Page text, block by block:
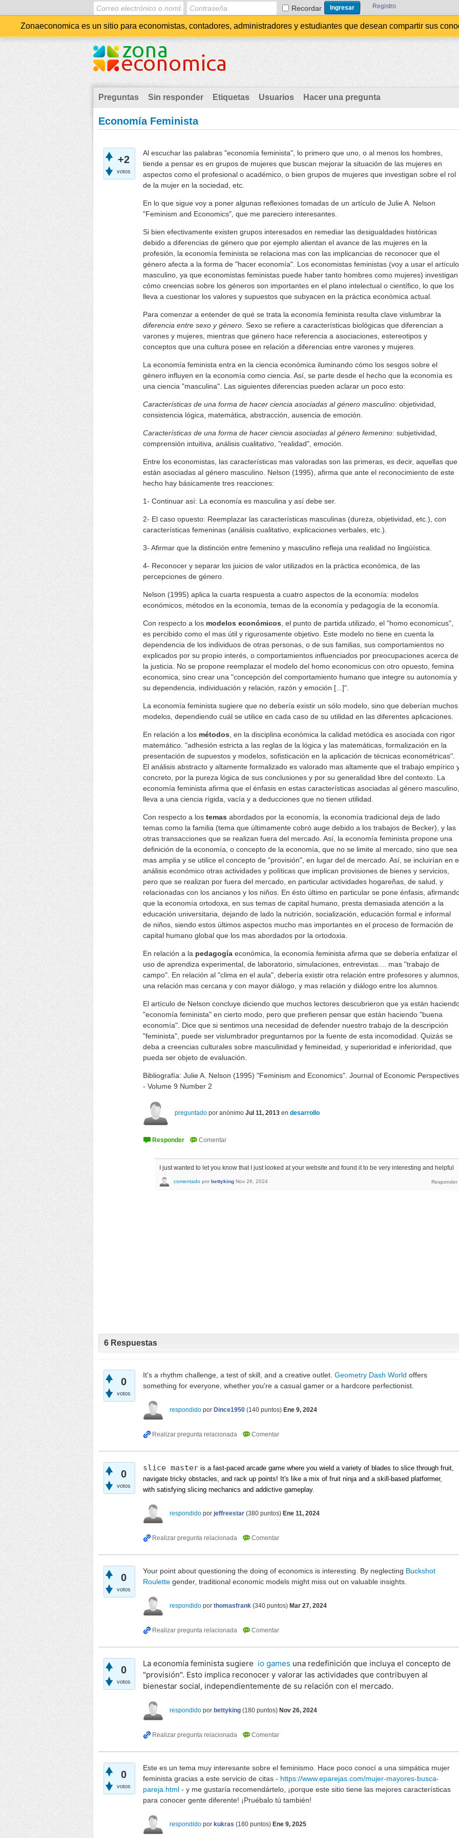
Recordar Registro
Zonaeconomica es un sitio para economistas, contadores, administradores y estudiantes que desean compartir sus
Preguntas Sin responder Etiquetas Usuarios Hacer una pregunta
Economía Feminista
+2
votos
Al escuchar las palabras "economía feminista", lo primero que uno, o al menos los hombres,
tiende a pensar es en grupos de mujeres que buscan mejorar la situación de las mujeres en
aspectos como el profesional o académico, o bien grupos de mujeres que investigan sobre el rol
de la mujer en la sociedad, etc.
En lo que sigue voy a poner algunas reflexiones tomadas de un artículo de Julie A. Nelson
"Feminism and Economics", que me pareciero interesantes.
Si bien efectivamente existen grupos interesados en remediar las desigualdades históricas
debido a diferencias de género que por ejemplo alientan el avance de las mujeres en la
profesión, la economía feminista se relaciona mas con las implicancias de reconocer que el
género afecta a la forma de "hacer economía". Los economistas feministas (voy a usar el artículo
masculino, ya que economistas feministas puede haber tanto hombres como mujeres) investigan
cómo creencias sobre los géneros son importantes en el plano intelectual o científico, lo que los
lleva a cuestionar los valores y supuestos que subyacen en la práctica económica actual.
Para comenzar a entender de qué se trata la economía feminista resulta clave vislumbrar la
diferencia entre sexo y género . Sexo se refiere a características biológicas que diferencian a
varones y mujeres, mientras que género hace referencia a asociaciones, estereotipos y
conceptos que una cultura posee en relación a diferencias entre varones y mujeres.
La economía feminista entra en la ciencia económica iluminando cómo los sesgos sobre el
género influyen en la economía como ciencia. Así, se parte desde el hecho que la economía es
una ciencia "masculina". Las siguientes diferencias pueden aclarar un poco esto:
Características de una forma de hacer ciencia asociadas al género masculino: objetividad,
consistencia lógica, matemática, abstracción, ausencia de emoción.
Características de una forma de hacer ciencia asociadas al género femenino: subjetividad,
comprensión intuitiva, análisis cualitativo, "realidad", emoción.
Entre los economistas, las características mas valoradas son las primeras, es decir, aquellas que
están asociadas al género masculino. Nelson (1995), afirma que ante el reconocimiento de este
hecho hay básicamente tres reacciones:
1- Continuar así: La economía es masculina y así debe ser.
2- El caso opuesto: Reemplazar las características masculinas (dureza, objetividad, etc.), con
características femeninas (análisis cualitativo, explicaciones verbales, etc.).
3- Afirmar que la distinción entre femenino y masculino refleja una realidad no lingüística.
4- Reconocer y separar los juicios de valor utilizados en la práctica económica, de las
percepciones de género.
Nelson (1995) aplica la cuarta respuesta a cuatro aspectos de la economía: modelos
económicos, métodos en la economía, temas de la economía y pedagogía de la economía.
Con respecto a los modelos económicos , el punto de partida utilizado, el "homo economicus",
es percibido como el mas útil y rigurosamente objetivo. Este modelo no tiene en cuenta la
dependencia de los individuos de otras personas, o de sus familias, sus comportamientos no
explicados por su propio interés, o comportamientos influenciados por preocupaciones acerca de
la justicia. No se propone reemplazar el modelo del homo economicus con otro opuesto, femina
economica, sino crear una "concepción del comportamiento humano que integre su autonomía y
su dependencia, individuación y relación, razón y emoción [...]".
La economía feminista sugiere que no debería existir un sólo modelo, sino que deberían muchos
modelos, dependiendo cuál se utilice en cada caso de su utilidad en las diferentes aplicaciones.
En relación a los métodos , en la disciplina económica la calidad metódica es asociada con rigor
matemático. "adhesión estricta a las reglas de la lógica y las matemáticas, formalización en la
presentación de supuestos y modelos, sofisticación en la aplicación de técnicas econométricas".
El análisis abstracto y altamente formalizado es valorado mas altamente que el trabajo empírico
concreto, por la pureza lógica de sus conclusiones y por su generalidad libre del contexto. La
economía feminista afirma que el énfasis en estas características asociadas al género masculino,
lleva a una ciencia rígida, vacía y a deducciones que no tienen utilidad.
Con respecto a los temas abordados por la economía, la economía tradicional deja de lado
temas como la familia (tema que últimamente cobró auge debido a los trabajos de Becker), y las
otras transacciones que se realizan fuera del mercado. Así, la economía feminista propone una
definición de la economía, o concepto de la economía, que no se limite al mercado, sino que sea
mas amplia y se utilice el concepto de "provisión", en lugar del de mercado. Así, se incluirían en
análisis económico otras actividades y políticas que implican provisiones de bienes y servicios,
pero que se realizan por fuera del mercado, en particular actividades hogareñas, de salud, y
relacionadas con los ancianos y los niños. En ésto último en particular se pone énfasis,
que la economía ortodoxa, en sus temas de capital humano, presta demasiada atención a la
educación universitaria, dejando de lado la nutrición, socialización, educación formal e informal
de niños, siendo estos últimos aspectos mucho mas importantes en el proceso de formación de
capital humano global que los mas abordados por la ortodoxia.
En relación a la pedagogía económica, la economía feminista afirma que se debería enfatizar el
uso de aprendiza experimental, de laboratorio, simulaciones, entrevistas.... mas "trabajo de
campo". En relación al "clima en el aula", debería existir otra relación entre profesores y alumnos,
una relación mas cercana y con mayor diálogo, y mas relación y diálogo entre los alumnos.
El artículo de Nelson concluye diciendo que muchos lectores descubrieron que ya están
"economía feminista" en cierto modo, pero que prefieren pensar que están haciendo "buena
economía". Dice que si sentimos una necesidad de defender nuestro trabajo de la descripción
"feminista", puede ser vislumbrador preguntarnos por la fuente de esta incomodidad. Quizás se
deba a creencias culturales sobre masculinidad y femineidad, y superioridad e inferioridad, que
pueda ser objeto de evaluación.
Bibliografía: Julie A. Nelson (1995) "Feminism and Economics". Journal of Economic Perspectives
- Volume 9 Number 2
preguntado por anónimo Jul 11, 2013 en desarrollo
I just wanted to let you know that I just looked at your website and found it to be very interesting and helpful
comentado por bettyking Nov 26, 2024
6 Respuestas
0
votos
It's a rhythm challenge, a test of skill, and a creative outlet. Geometry Dash World offers
something for everyone, whether you're a casual gamer or a hardcore perfectionist.
respondido por Dince1950 (140 puntos) Ene 9, 2024
0
votos
slice master is a fast-paced arcade game where you wield a variety of blades to slice through fruit,
navigate tricky obstacles, and rack up points! It's like a mix of fruit ninja and a skill-based platformer,
with satisfying slicing mechanics and addictive gameplay.
respondido por jeffreestar (380 puntos) Ene 11, 2024
0
votos
Your point about questioning the doing of economics is interesting. By neglecting Buckshot
Roulette gender, traditional economic models might miss out on valuable insights.
respondido por thomasfrank (340 puntos) Mar 27, 2024
0
votos
La economía feminista sugiere io games una redefinición que incluya el concepto de
"provisión". Esto implica reconocer y valorar las actividades que contribuyen al
bienestar social, independientemente de su relación con el mercado.
respondido por bettyking (180 puntos) Nov 26, 2024
0
votos
Este es un tema muy interesante sobre el feminismo. Hace poco conocí a una simpática mujer
feminista gracias a este servicio de citas - https://www.eparejas.com/mujer-mayores-busca-
pareja.html - y me gustaría recomendártelo, ¡porque este sitio tiene las mejores características
para conocer gente diferente! ¡Pruébalo tú también!
respondido por kukras (180 puntos) Ene 9, 2025